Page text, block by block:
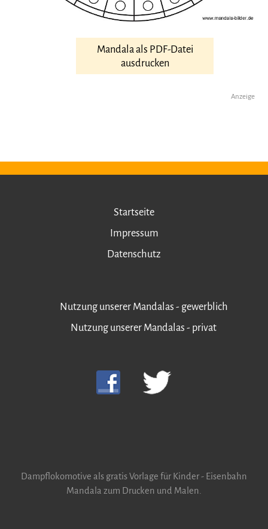
Mandala als PDF-Datei
ausdrucken
Anzeige
Startseite
Impressum
Datenschutz
Nutzung unserer Mandalas - gewerblich
Nutzung unserer Mandalas - privat
Dampflokomotive als gratis Vorlage für Kinder - Eisenbahn
Mandala zum Drucken und Malen.